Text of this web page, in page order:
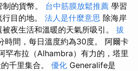
的貨幣。 台中筋膜放鬆推薦 學習
目的地。 法人是什麼意思 除海岸
夜生活和溫暖的天氣所吸引。 拔
時間，每日溫度約為30度。 阿爾卡
罕布拉（Alhambra）有力的，塔里
千里集合。 優化 Generalife是